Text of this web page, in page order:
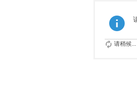
请稍候...